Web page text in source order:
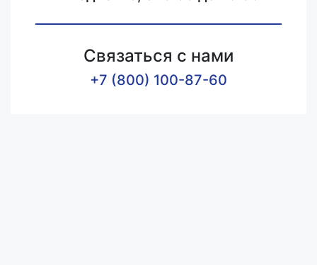
Связаться с нами
+7 (800) 100-87-60